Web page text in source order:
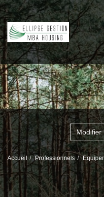
Modifier
Accueil Professionnels